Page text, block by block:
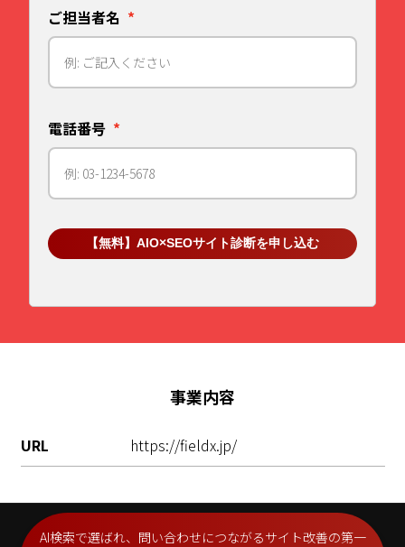
ご担当者名 *
電話番号 *
【無料】AIO×SEOサイト診断を申し込む
事業内容
URL https://fieldx.jp/
AI検索で選ばれ、問い合わせにつながるサイト改善の第一
フッター著作権表記